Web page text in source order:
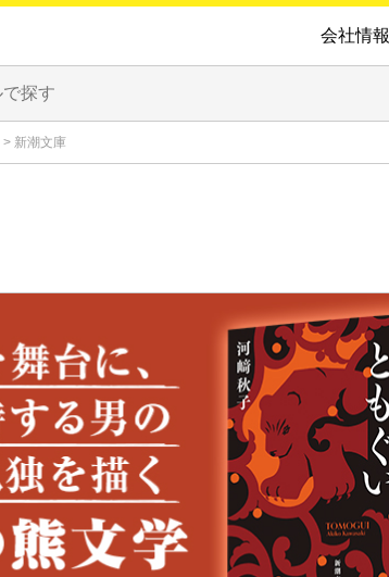
会社情報
> 新潮文庫